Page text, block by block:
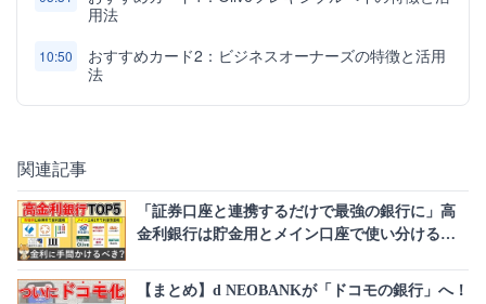
用法
10:50
おすすめカード2：ビジネスオーナーズの特徴と活用
法
関連記事
「証券口座と連携するだけで最強の銀行に」高
金利銀行は貯金用とメイン口座で使い分けるの
【まとめ】d NEOBANKが「ドコモの銀行」へ！